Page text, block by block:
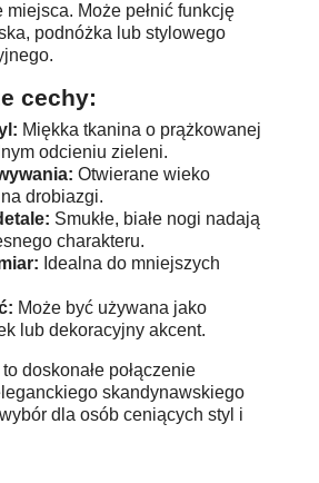
miejsca. Może pełnić funkcję
podnóżka lub stylowego
cechy:
Miękka tkanina o prążkowanej
odcieniu zieleni.
Otwierane wieko
drobiazgi.
Smukłe, białe nogi nadają
charakteru.
Idealna do mniejszych
Może być używana jako
lub dekoracyjny akcent.
to doskonałe połączenie
skandynawskiego
dla osób ceniących styl i